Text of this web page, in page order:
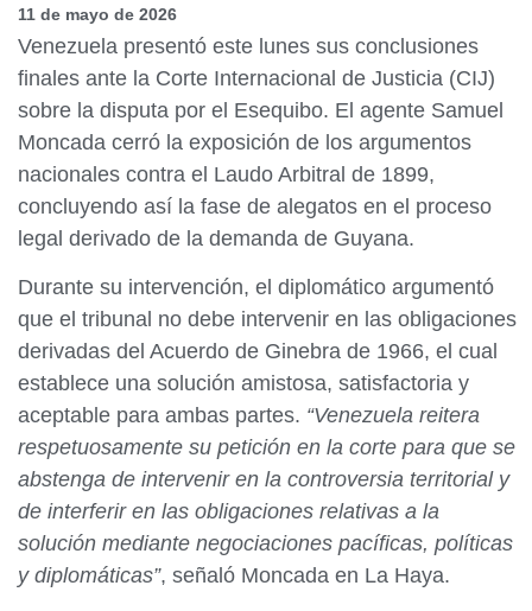
11 de mayo de 2026
Venezuela presentó este lunes sus conclusiones
finales ante la Corte Internacional de Justicia (CIJ)
sobre la disputa por el Esequibo. El agente Samuel
Moncada cerró la exposición de los argumentos
nacionales contra el Laudo Arbitral de 1899,
concluyendo así la fase de alegatos en el proceso
legal derivado de la demanda de Guyana.
Durante su intervención, el diplomático argumentó
que el tribunal no debe intervenir en las obligaciones
derivadas del Acuerdo de Ginebra de 1966, el cual
establece una solución amistosa, satisfactoria y
aceptable para ambas partes. “Venezuela reitera
respetuosamente su petición en la corte para que se
abstenga de intervenir en la controversia territorial y
de interferir en las obligaciones relativas a la
solución mediante negociaciones pacíficas, políticas
y diplomáticas”, señaló Moncada en La Haya.